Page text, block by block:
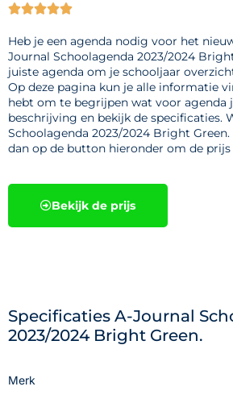

Heb je een agenda nodig voor het
Journal Schoolagenda 2023/2024
juiste agenda om je schooljaar
Op deze pagina kun je alle informatie
hebt om te begrijpen wat voor agenda
beschrijving en bekijk de specificaties.
Schoolagenda 2023/2024 Bright
dan op de button hieronder om de prijs
Bekijk de prijs
Specificaties A-Journal
2023/2024 Bright Green.
Merk